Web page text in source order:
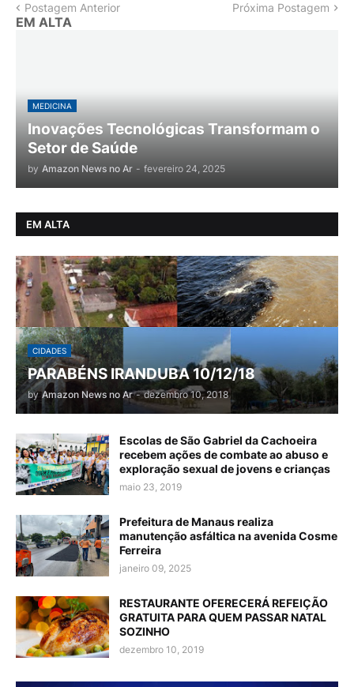
Postagem Anterior Próxima Postagem
EM ALTA
MEDICINA
Inovações Tecnológicas Transformam o
Setor de Saúde
by Amazon News no Ar - fevereiro 24, 2025
EM ALTA
CIDADES
PARABÉNS IRANDUBA 10/12/18
by Amazon News no Ar - dezembro 10, 2018
Escolas de São Gabriel da Cachoeira
recebem ações de combate ao abuso e
exploração sexual de jovens e crianças
maio 23, 2019
Prefeitura de Manaus realiza
manutenção asfáltica na avenida Cosme
Ferreira
janeiro 09, 2025
RESTAURANTE OFERECERÁ REFEIÇÃO
GRATUITA PARA QUEM PASSAR NATAL
SOZINHO
dezembro 10, 2019